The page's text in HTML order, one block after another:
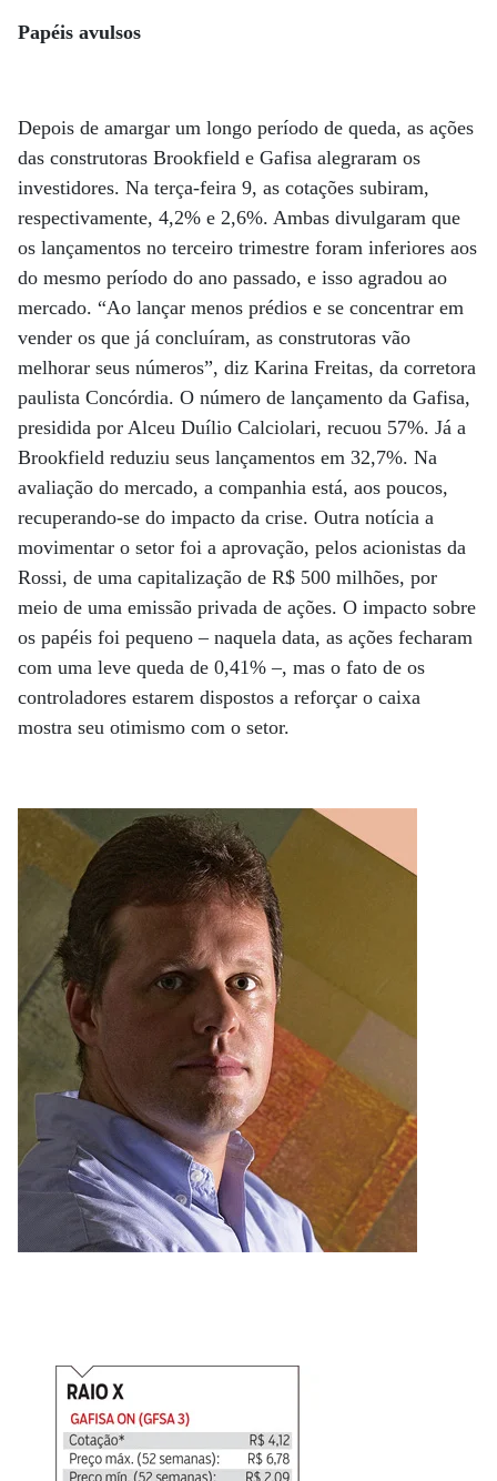
Papéis avulsos
Depois de amargar um longo período de queda, as ações
das construtoras Brookfield e Gafisa alegraram os
investidores. Na terça-feira 9, as cotações subiram,
respectivamente, 4,2% e 2,6%. Ambas divulgaram que
os lançamentos no terceiro trimestre foram inferiores aos
do mesmo período do ano passado, e isso agradou ao
mercado. “Ao lançar menos prédios e se concentrar em
vender os que já concluíram, as construtoras vão
melhorar seus números”, diz Karina Freitas, da corretora
paulista Concórdia. O número de lançamento da Gafisa,
presidida por Alceu Duílio Calciolari, recuou 57%. Já a
Brookfield reduziu seus lançamentos em 32,7%. Na
avaliação do mercado, a companhia está, aos poucos,
recuperando-se do impacto da crise. Outra notícia a
movimentar o setor foi a aprovação, pelos acionistas da
Rossi, de uma capitalização de R$ 500 milhões, por
meio de uma emissão privada de ações. O impacto sobre
os papéis foi pequeno – naquela data, as ações fecharam
com uma leve queda de 0,41% –, mas o fato de os
controladores estarem dispostos a reforçar o caixa
mostra seu otimismo com o setor.